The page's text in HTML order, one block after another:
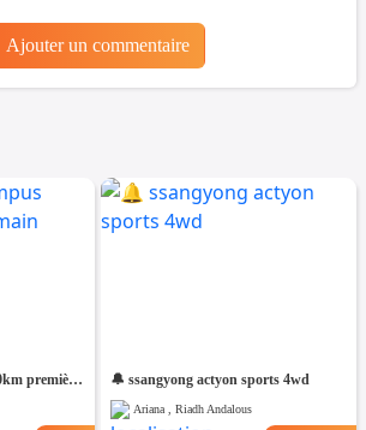
Ajouter un commentaire
Renault Clio campus 150km première main 🔔 ssangyong actyon sports 4wd
Ariana , Riadh Andalous